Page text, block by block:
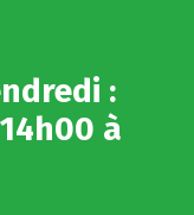
:
à